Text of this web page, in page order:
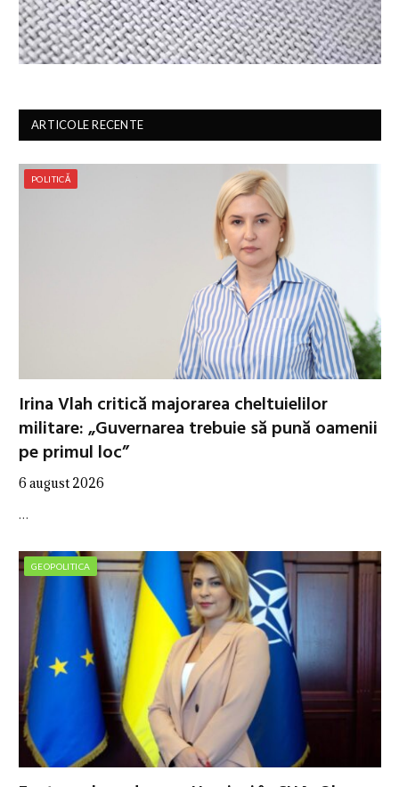
ARTICOLE RECENTE
POLITICĂ
Irina Vlah critică majorarea cheltuielilor
militare: „Guvernarea trebuie să pună oamenii
pe primul loc”
6 august 2026
…
GEOPOLITICA